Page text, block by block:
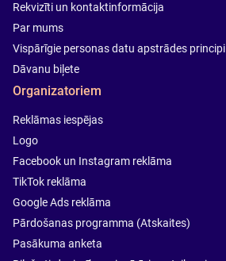
Rekvizīti un kontaktinformācija
Par mums
Vispārīgie personas datu apstrādes principi
Dāvanu biļete
Organizatoriem
Reklāmas iespējas
Logo
Facebook un Instagram reklāma
TikTok reklāma
Google Ads reklāma
Pārdošanas programma (Atskaites)
Pasākuma anketa